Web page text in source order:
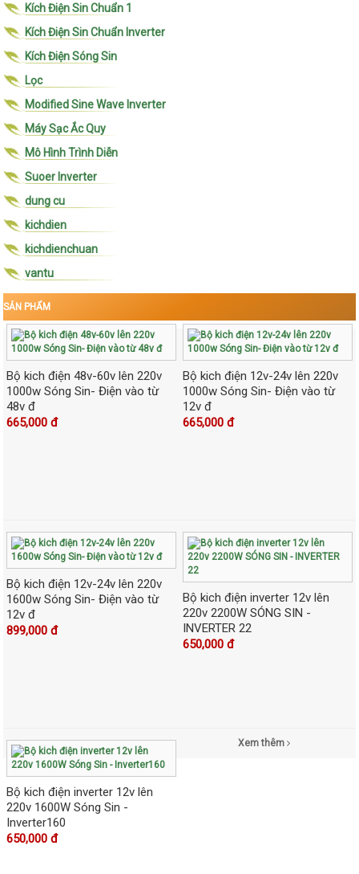
Kích Điện Sin Chuẩn 1
Kích Điện Sin Chuẩn Inverter
Kích Điện Sóng Sin
Lọc
Modified Sine Wave Inverter
Máy Sạc Ắc Quy
Mô Hình Trình Diễn
Suoer Inverter
dung cu
kichdien
kichdienchuan
vantu
SẢN PHẨM
Bộ kich điện 48v-60v lên 220v
1000w Sóng Sin- Điện vào từ
48v đ
665,000 đ
Bộ kich điện 12v-24v lên 220v
1000w Sóng Sin- Điện vào từ
12v đ
665,000 đ
Bộ kich điện 12v-24v lên 220v
1600w Sóng Sin- Điện vào từ
12v đ
899,000 đ
Bộ kich điện inverter 12v lên
220v 2200W SÓNG SIN -
INVERTER 22
650,000 đ
Bộ kich điện inverter 12v lên
220v 1600W Sóng Sin -
Inverter160
650,000 đ
Xem thêm